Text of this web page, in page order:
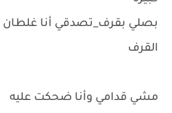
بصلي بقرف_تصدقي أنا غلطان
القرف
مشي قدامي وأنا ضحكت عليه